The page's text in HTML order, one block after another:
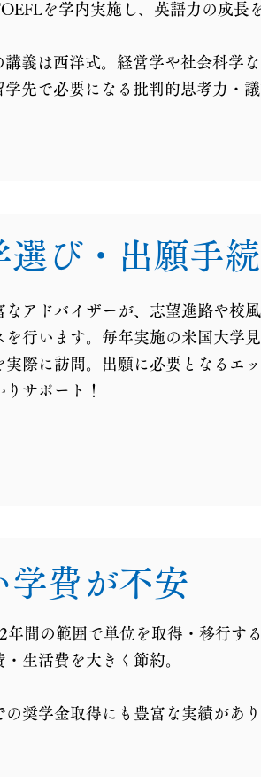
を学内実施し、英語力の成長
義は西洋式。 経営学や社会科学
学先で必要になる批判的思考力・
選び・出願手
なアドバイザーが、志望進路や校
を行います。毎年実施の米国大学
実際に訪問。出願に必要となるエ
りサポート！
学費が不安
年間の範囲で単位を取得・移行す
・生活費を大きく節約。
の奨学金取得にも豊富な実績があ